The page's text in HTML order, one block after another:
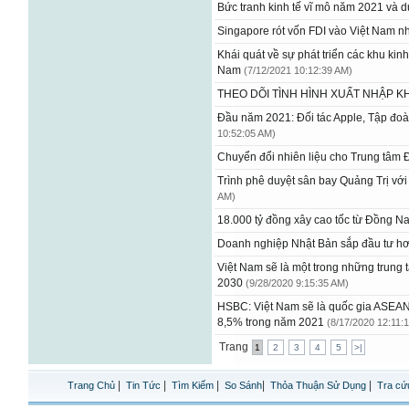
Bức tranh kinh tế vĩ mô năm 2021 và
Singapore rót vốn FDI vào Việt Nam
Khái quát về sự phát triển các khu
Nam (7/12/2021 10:12:39 AM)
THEO DÕI TÌNH HÌNH XUẤT NHẬP
Đầu năm 2021: Đối tác Apple, Tập
10:52:05 AM)
Chuyển đổi nhiên liệu cho Trung
Trình phê duyệt sân bay Quảng Trị
AM)
18.000 tỷ đồng xây cao tốc từ Đồng
Doanh nghiệp Nhật Bản sắp đầu tư
Việt Nam sẽ là một trong những trung
2030 (9/28/2020 9:15:35 AM)
HSBC: Việt Nam sẽ là quốc gia
8,5% trong năm 2021 (8/17/2020
Trang 1 2 3 4 5 >|
Trang Chủ Tin Tức Tìm Kiếm So Sánh Thỏa Thuận Sử Dụng Tra